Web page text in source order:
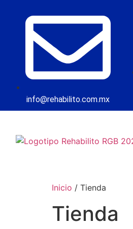
info@rehabilito.com.mx
Inicio / Tienda
Tienda